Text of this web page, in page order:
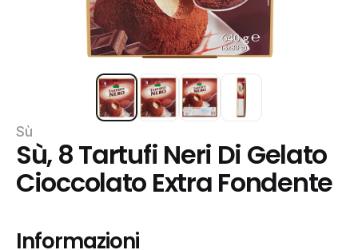
Sù
Sù, 8 Tartufi Neri Di Gelato
Cioccolato Extra Fondente
Informazioni